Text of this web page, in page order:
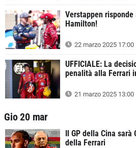
Verstappen risponde
Hamilton!
22 marzo 2025 17:00
UFFICIALE: La
penalità alla Ferrari
21 marzo 2025 13:00
Gio 20 mar
Il GP della Cina sarà
della Ferrari